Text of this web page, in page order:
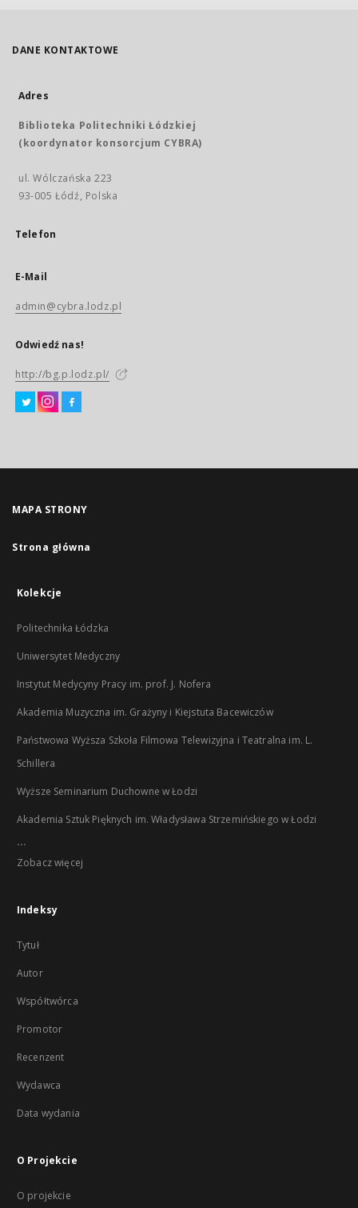
DANE KONTAKTOWE
Adres
Biblioteka Politechniki Łódzkiej
(koordynator konsorcjum CYBRA)
ul. Wólczańska 223
93-005 Łódź, Polska
Telefon
E-Mail
admin@cybra.lodz.pl
Odwiedź nas!
http://bg.p.lodz.pl/
MAPA STRONY
Strona główna
Kolekcje
Politechnika Łódzka
Uniwersytet Medyczny
Instytut Medycyny Pracy im. prof. J. Nofera
Akademia Muzyczna im. Grażyny i Kiejstuta Bacewiczów
Państwowa Wyższa Szkoła Filmowa Telewizyjna i Teatralna im. L.
Schillera
Wyższe Seminarium Duchowne w Łodzi
Akademia Sztuk Pięknych im. Władysława Strzemińskiego w Łodzi
...
Zobacz więcej
Indeksy
Tytuł
Autor
Współtwórca
Promotor
Recenzent
Wydawca
Data wydania
O Projekcie
O projekcie